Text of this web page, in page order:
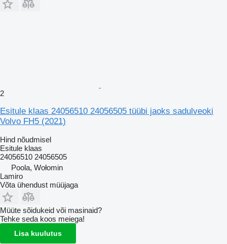
2
Esitule klaas 24056510 24056505 tüübi jaoks sadulveoki
Volvo FH5 (2021)
Hind nõudmisel
Esitule klaas
24056510 24056505
Poola, Wołomin
Lamiro
Võta ühendust müüjaga
Müüte sõidukeid või masinaid?
Tehke seda koos meiega!
Lisa kuulutus